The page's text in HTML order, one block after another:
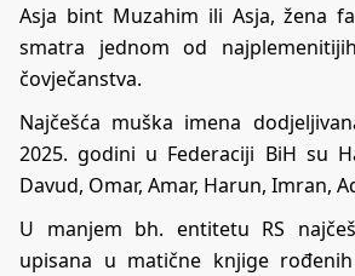
Asja bint Muzahim ili Asja, žena
smatra jednom od
čovječanstva.
Najčešća muška imena
2025. godini u Federaciji BiH su
Davud, Omar, Amar, Harun, Imran,
U manjem bh. entitetu RS
upisana u matične knjige